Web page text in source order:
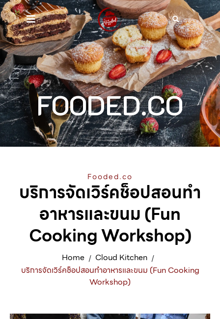
FOODED.CO
Fooded.co
บริการจัดเวิร์คช็อปสอนทำ
อาหารและขนม (Fun
Cooking Workshop)
Home / Cloud Kitchen /
บริการจัดเวิร์คช็อปสอนทำอาหารและขนม (Fun Cooking
Workshop)